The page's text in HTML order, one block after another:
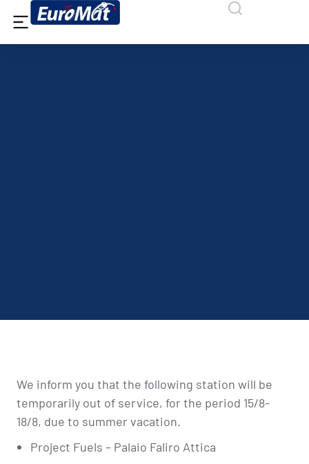
We inform you that the following station will be
temporarily out of service, for the period 15/8-
18/8, due to summer vacation.
Project Fuels – Palaio Faliro Attica